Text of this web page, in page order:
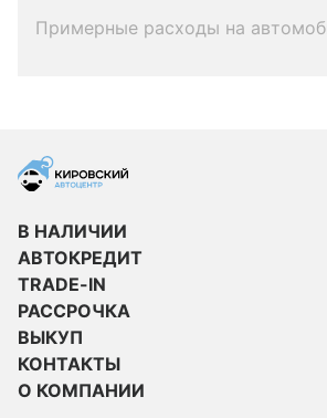
Примерные расходы на
В НАЛИЧИИ
АВТОКРЕДИТ
TRADE-IN
РАССРОЧКА
ВЫКУП
КОНТАКТЫ
О КОМПАНИИ